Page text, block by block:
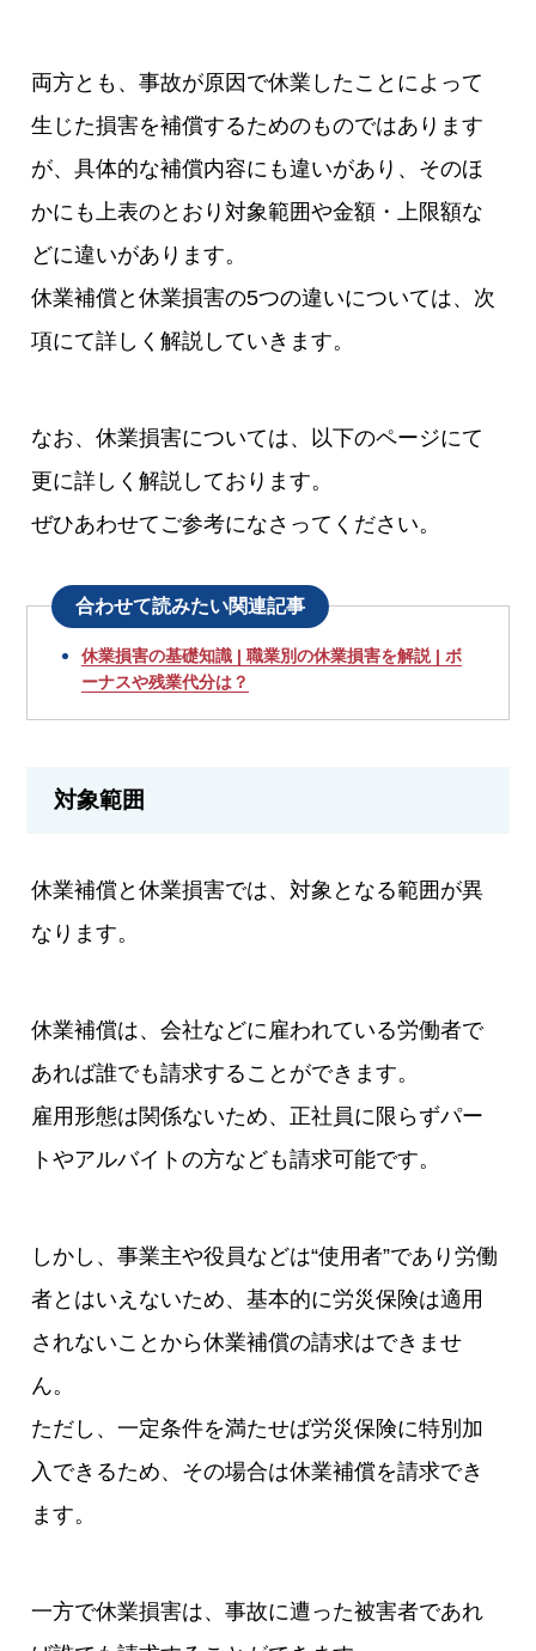
両方とも、事故が原因で休業したことによって
生じた損害を補償するためのものではあります
が、具体的な補償内容にも違いがあり、そのほ
かにも上表のとおり対象範囲や金額・上限額な
どに違いがあります。
休業補償と休業損害の5つの違いについては、次
項にて詳しく解説していきます。
なお、休業損害については、以下のページにて
更に詳しく解説しております。
ぜひあわせてご参考になさってください。
合わせて読みたい関連記事
休業損害の基礎知識 | 職業別の休業損害を解説 | ボ
ーナスや残業代分は？
対象範囲
休業補償と休業損害では、対象となる範囲が異
なります。
休業補償は、会社などに雇われている労働者で
あれば誰でも請求することができます。
雇用形態は関係ないため、正社員に限らずパー
トやアルバイトの方なども請求可能です。
しかし、事業主や役員などは“使用者”であり労働
者とはいえないため、基本的に労災保険は適用
されないことから休業補償の請求はできませ
ん。
ただし、一定条件を満たせば労災保険に特別加
入できるため、その場合は休業補償を請求でき
ます。
一方で休業損害は、事故に遭った被害者であれ